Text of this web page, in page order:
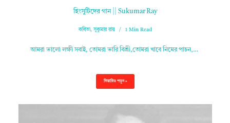
হিংসুটিদের গান || Sukumar Ray
কবিতা,সুকুমার রায় 1 Min Read
আমরা ভালো লক্ষী সবাই, তোমরা ভারি বিশ্রী,তোমরা খাবে নিমের পাচন,…
বিস্তারিত পড়ুন »